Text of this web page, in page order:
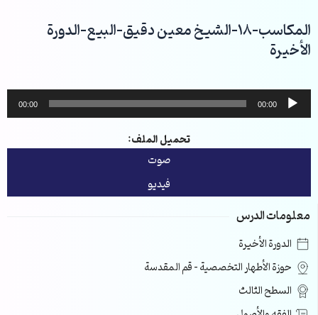
إلى
المحتوى
المكاسب-18-الشيخ معين دقيق-البيع-الدورة
الأخيرة
مشغل
الصوت
00:00
00:00
تحميل الملف:
صوت
فيديو
معلومات الدرس
الدورة الأخيرة
حوزة الأطهار التخصصية – قم المقدسة
السطح الثالث